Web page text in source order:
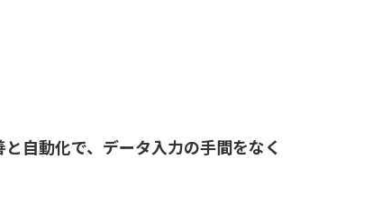
自動化で、データ入力の手間をなく